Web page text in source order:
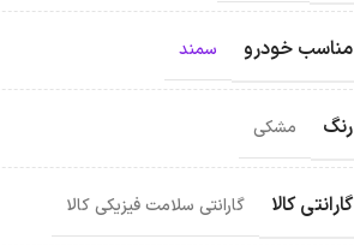
مناسب خودرو سمند
رنگ مشکی
گارانتی کالا گارانتی سلامت فیزیکی کالا